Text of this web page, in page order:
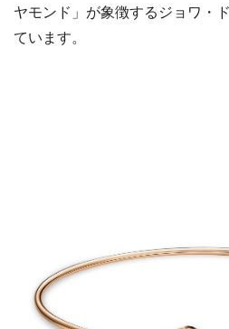
ヤモンド」が象徴するジョワ・
ています。